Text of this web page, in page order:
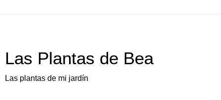
Las Plantas de Bea
Las plantas de mi jardín